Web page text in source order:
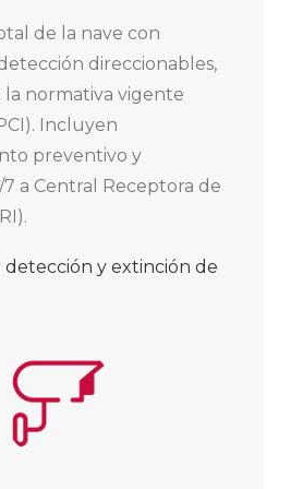
de la nave con
direccionables,
la normativa vigente
Incluyen
preventivo y
a Central Receptora de
detección y extinción de